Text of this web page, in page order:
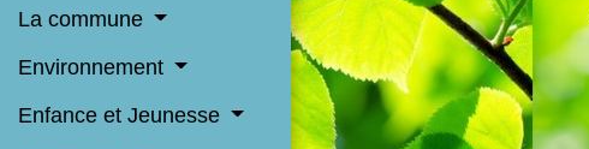
La commune
Environnement
Enfance et Jeunesse